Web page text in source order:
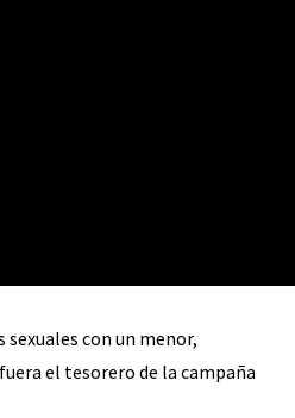
sexuales con un menor,
el tesorero de la campaña